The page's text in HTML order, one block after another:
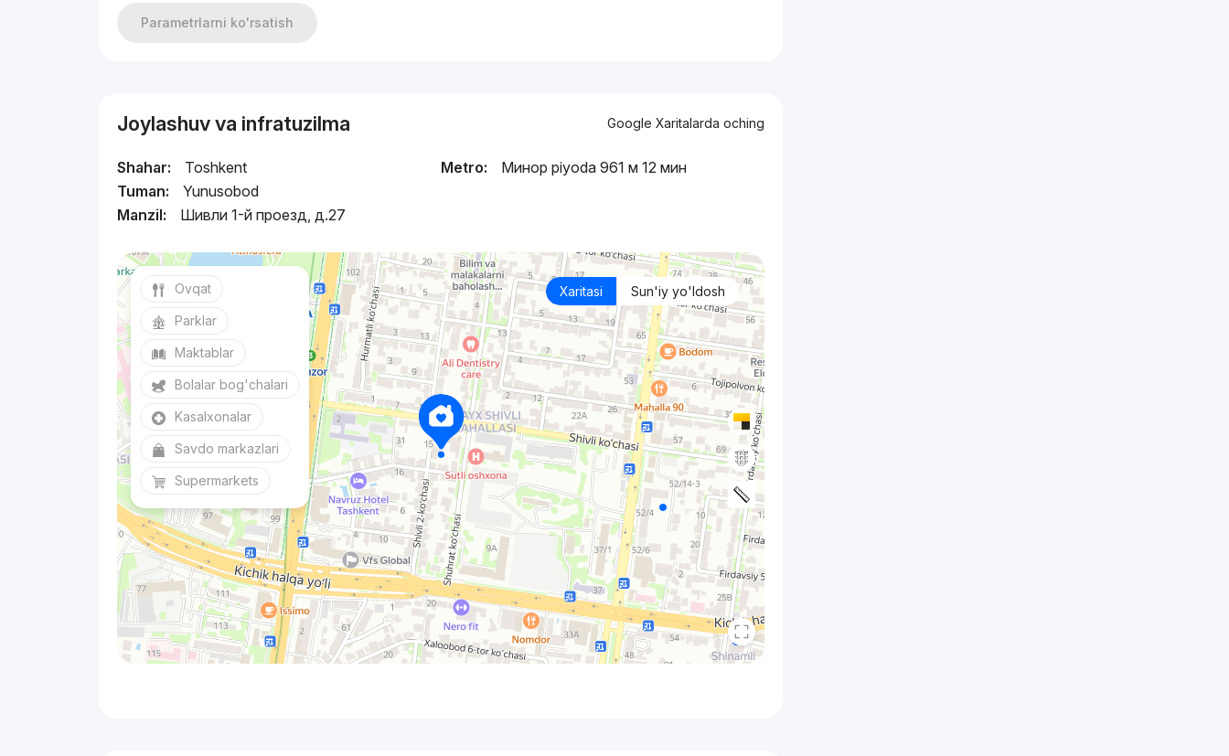
Parametrlarni ko'rsatish
Joylashuv va infratuzilma Google Xaritalarda oching
Shahar:
Toshkent
Tuman:
Yunusobod
Manzil:
Шивли 1-й проезд, д.27
Metro: Минор piyoda 961 м 12 мин
Xaritasi Sun'iy yo'ldosh
Ovqat
Parklar
Maktablar
Bolalar bog'chalari
Kasalxonalar
Savdo markazlari
Supermarkets